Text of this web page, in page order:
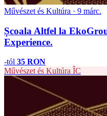
Művészet és Kultúra · 9 márc.
Școala Altfel la
Experience.
-tól 35 RON
Művészet és Kultúra ÎC